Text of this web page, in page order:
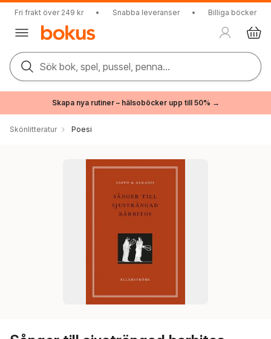
Fri frakt över 249 kr • Snabba leveranser • Billiga böcker
Sök bok, spel, pussel, penna...
Skapa nya rutiner – hälsoböcker upp till 50% →
Skönlitteratur Poesi